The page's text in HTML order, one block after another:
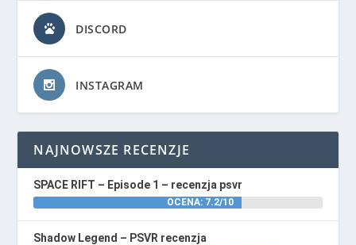
DISCORD
INSTAGRAM
NAJNOWSZE RECENZJE
SPACE RIFT – Episode 1 – recenzja psvr
OCENA: 7.2/10
Shadow Legend – PSVR recenzja